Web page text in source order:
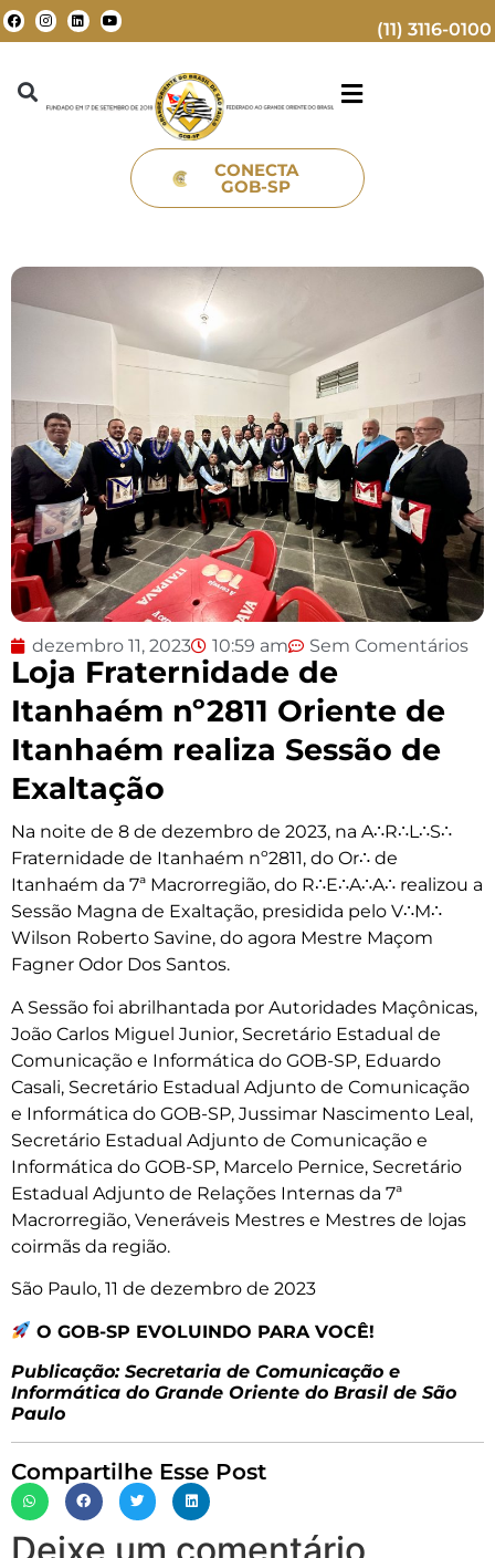
(11) 3116-0100
CONECTA
GOB-SP
dezembro 11, 2023 10:59 am Sem Comentários
Loja Fraternidade de
Itanhaém nº2811 Oriente de
Itanhaém realiza Sessão de
Exaltação
Na noite de 8 de dezembro de 2023, na A∴R∴L∴S∴
Fraternidade de Itanhaém nº2811, do Or∴ de
Itanhaém da 7ª Macrorregião, do R∴E∴A∴A∴ realizou a
Sessão Magna de Exaltação, presidida pelo V∴M∴
Wilson Roberto Savine, do agora Mestre Maçom
Fagner Odor Dos Santos.
A Sessão foi abrilhantada por Autoridades Maçônicas,
João Carlos Miguel Junior, Secretário Estadual de
Comunicação e Informática do GOB-SP, Eduardo
Casali, Secretário Estadual Adjunto de Comunicação
e Informática do GOB-SP, Jussimar Nascimento Leal,
Secretário Estadual Adjunto de Comunicação e
Informática do GOB-SP, Marcelo Pernice, Secretário
Estadual Adjunto de Relações Internas da 7ª
Macrorregião, Veneráveis Mestres e Mestres de lojas
coirmãs da região.
São Paulo, 11 de dezembro de 2023
O GOB-SP EVOLUINDO PARA VOCÊ!
Publicação: Secretaria de Comunicação e
Informática do Grande Oriente do Brasil de São
Paulo
Compartilhe Esse Post